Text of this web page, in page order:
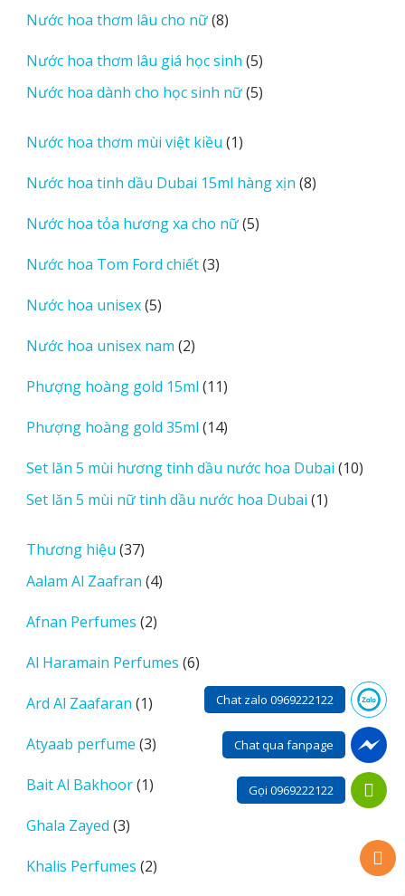
Nước hoa thơm lâu cho nữ 88
phẩm
Nước hoa thơm lâu giá học sinh 55
sản
phẩm
Nước hoa dành cho học sinh nữ 55
Nước hoa thơm mùi việt kiều 11
phẩm
Nước hoa tinh dầu Dubai 15ml hàng xịn 88
Nước hoa tỏa hương xa cho nữ 55
Nước hoa Tom Ford chiết 33
Nước hoa unisex 55
phẩm
Nước hoa unisex nam 22
phẩm
Phượng hoàng gold 15ml 1111
phẩm
Phượng hoàng gold 35ml 1414
phẩm
Set lăn 5 mùi hương tinh dầu nước hoa Dubai 1010
Set lăn 5 mùi nữ tinh dầu nước hoa Dubai 11
Thương hiệu 3737
sản
phẩm
Aalam Al Zaafran 44
Afnan Perfumes 22
phẩm
Al Haramain Perfumes 66
sản
phẩm
Ard Al Zaafaran 11
phẩm
Atyaab perfume 33
phẩm
Bait Al Bakhoor 11
Ghala Zayed 33
phẩm
Khalis Perfumes 22
Chat zalo 0969222122
Chat qua fanpage
Gọi 0969222122